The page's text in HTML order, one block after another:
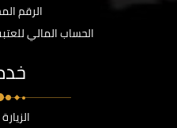
الرقم
الحساب المالي